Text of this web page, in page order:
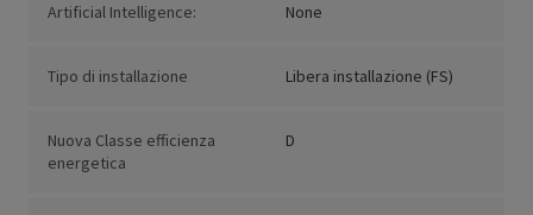
Artificial Intelligence: None
Tipo di installazione Libera installazione (FS)
Nuova Classe efficienza
energetica
D